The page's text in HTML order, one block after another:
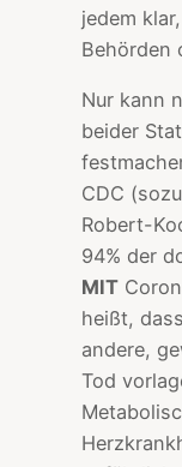
jedem
Behörden
Nur kann
beider
CDC
Robert-
94% der
MIT
heißt,
andere,
Tod